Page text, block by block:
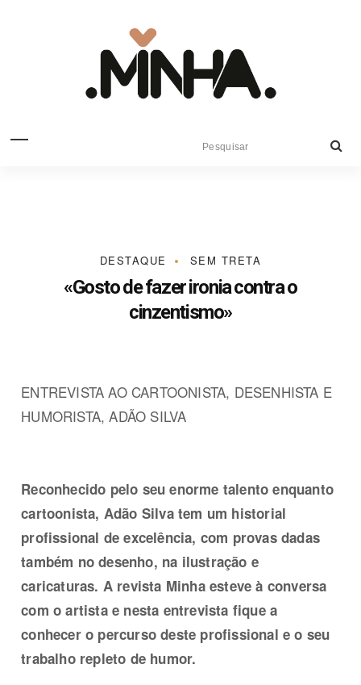
DESTAQUE SEM TRETA
«Gosto de fazer ironia contra o
cinzentismo»
ENTREVISTA AO CARTOONISTA, DESENHISTA E
HUMORISTA, ADÃO SILVA
Reconhecido pelo seu enorme talento enquanto
cartoonista, Adão Silva tem um historial
profissional de excelência, com provas dadas
também no desenho, na ilustração e
caricaturas. A revista Minha esteve à conversa
com o artista e nesta entrevista fique a
conhecer o percurso deste profissional e o seu
trabalho repleto de humor.